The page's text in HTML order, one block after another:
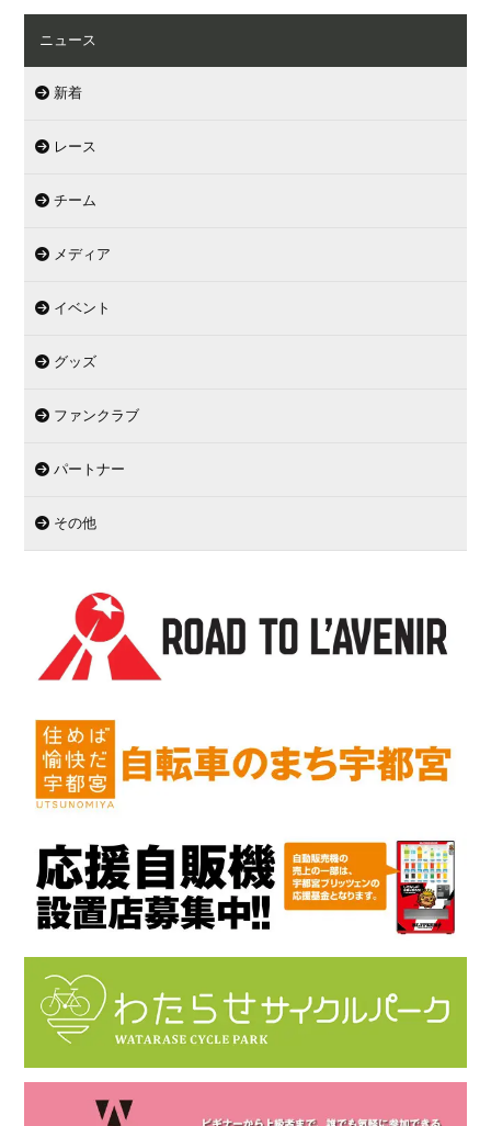
ニュース
新着
レース
チーム
メディア
イベント
グッズ
ファンクラブ
パートナー
その他